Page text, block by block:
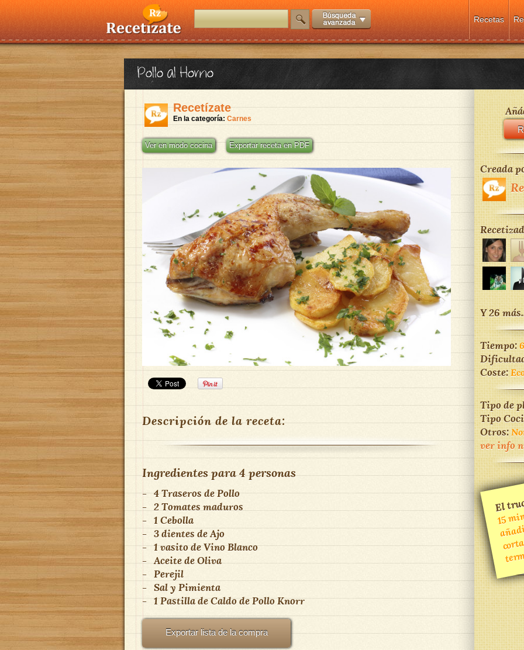
Recetas
Pollo al Horno
Recetízate
En la categoría: Carnes
Ver en modo cocina Exportar receta en PDF
Descripción de la receta:
Ingredientes para4 personas
- 4Traseros de Pollo
- 2Tomates maduros
- 1 Cebolla
- 3 dientes deAjo
- 1 vasitodeVino Blanco
- Aceite de Oliva
- Perejil
- Sal y Pimienta
- 1Pastilla de Caldo de PolloKnorr
Exportar lista de la compra
Creada
Y 26
Tiempo:
Coste:
Tipo de
Tipo
Otros:
ver info
El